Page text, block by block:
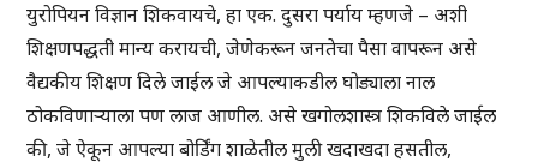
युरोपियन विज्ञान शिकवायचे, हा एक. दुसरा पर्याय म्हणजे – अशी
शिक्षणपद्धती मान्य करायची, जेणेकरून जनतेचा पैसा वापरून असे
वैद्यकीय शिक्षण दिले जाईल जे आपल्याकडील घोड्याला नाल
ठोकविणाऱ्याला पण लाज आणील. असे खगोलशास्त्र शिकविले जाईल
की, जे ऐकून आपल्या बोर्डिंग शाळेतील मुली खदाखदा हसतील,